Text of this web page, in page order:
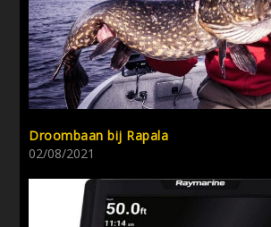
Droombaan bij Rapala
02/08/2021